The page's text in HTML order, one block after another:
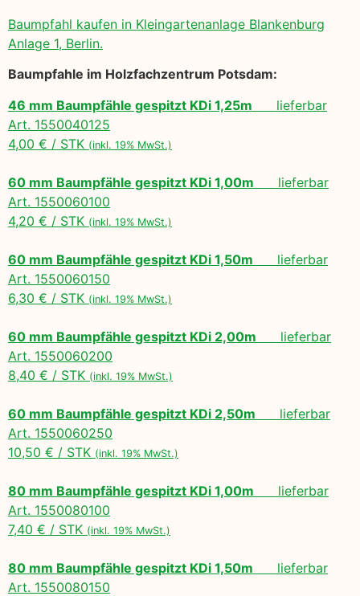
Baumpfahl kaufen in Kleingartenanlage Blankenburg
Anlage 1, Berlin.
Baumpfahle im Holzfachzentrum Potsdam:
46 mm Baumpfähle gespitzt KDi 1,25m lieferbar
Art. 1550040125
4,00 € / STK (inkl. 19% MwSt.)
60 mm Baumpfähle gespitzt KDi 1,00m lieferbar
Art. 1550060100
4,20 € / STK (inkl. 19% MwSt.)
60 mm Baumpfähle gespitzt KDi 1,50m lieferbar
Art. 1550060150
6,30 € / STK (inkl. 19% MwSt.)
60 mm Baumpfähle gespitzt KDi 2,00m lieferbar
Art. 1550060200
8,40 € / STK (inkl. 19% MwSt.)
60 mm Baumpfähle gespitzt KDi 2,50m lieferbar
Art. 1550060250
10,50 € / STK (inkl. 19% MwSt.)
80 mm Baumpfähle gespitzt KDi 1,00m lieferbar
Art. 1550080100
7,40 € / STK (inkl. 19% MwSt.)
80 mm Baumpfähle gespitzt KDi 1,50m lieferbar
Art. 1550080150